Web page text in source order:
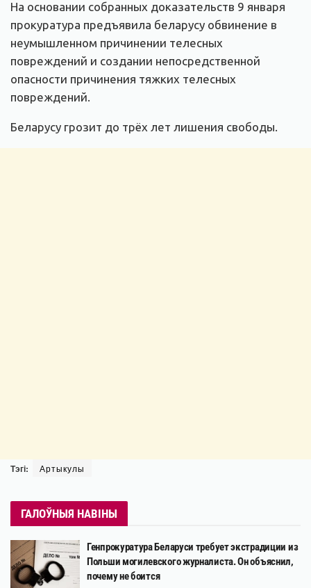
На основании собранных доказательств 9 января
прокуратура предъявила беларусу обвинение в
неумышленном причинении телесных
повреждений и создании непосредственной
опасности причинения тяжких телесных
повреждений.
Беларусу грозит до трёх лет лишения свободы.
Тэгі: Артыкулы
ГАЛОЎНЫЯ НАВІНЫ
Генпрокуратура Беларуси требует экстрадиции из
Польши могилевского журналиста. Он объяснил,
почему не боится